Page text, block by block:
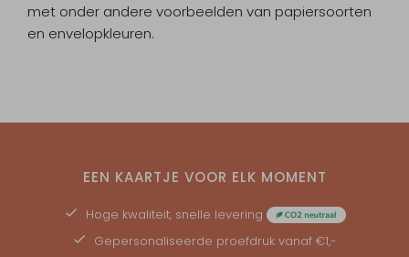
met onder andere voorbeelden van papiersoorten
en envelopkleuren.
EEN KAARTJE VOOR ELK MOMENT
Hoge kwaliteit, snelle levering
Gepersonaliseerde proefdruk vanaf €1,-